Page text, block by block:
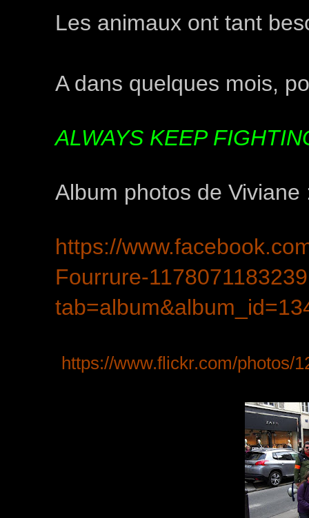
Les animaux ont tant
A dans quelques mois,
ALWAYS KEEP
Album photos de Viviane
https://
Fourrure-
https://www.flickr.com/photos/